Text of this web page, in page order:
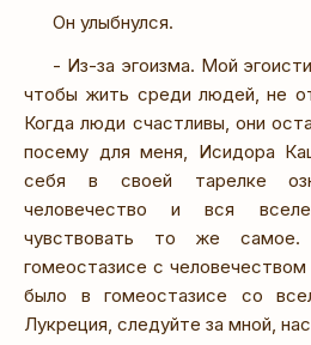
Он улыбнулся.
- Из-за эгоизма. Мой
чтобы жить среди людей, не
Когда люди счастливы, они
посему для меня, Исидора
себя в своей тарелке
человечество и вся
чувствовать то же самое.
гомеостазисе с
было в гомеостазисе со
Лукреция, следуйте за мной,